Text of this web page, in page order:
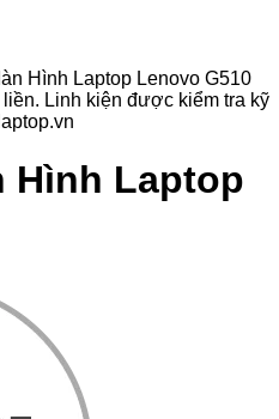
Hình Laptop Lenovo G510
Linh kiện được kiểm tra kỹ
Hình Laptop